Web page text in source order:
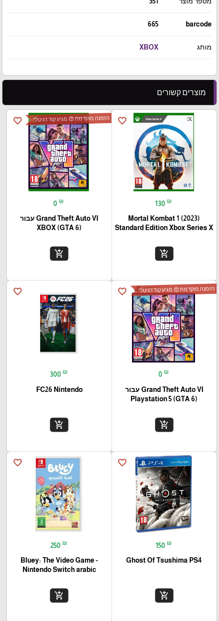
barcode
665
מותג XBOX
מוצרים קשורים
favorite_border
130 ₪
Mortal Kombat 1 (2023)
Standard Edition Xbox Series X
add_shopping_cart
favorite_border הזמנה מוקדמת 😍 מגיע קוד דגיטלי
0 ₪
Grand Theft Auto VI עבור
(XBOX (GTA 6
add_shopping_cart
favorite_border הזמנה מוקדמת 😍 מגיע קוד דגיטלי
0 ₪
Grand Theft Auto VI עבור
(Playstation 5 (GTA 6
add_shopping_cart
favorite_border
300 ₪
FC26 Nintendo
add_shopping_cart
favorite_border
150 ₪
Ghost Of Tsushima PS4
add_shopping_cart
favorite_border
250 ₪
Bluey: The Video Game -
Nintendo Switch arabic
add_shopping_cart